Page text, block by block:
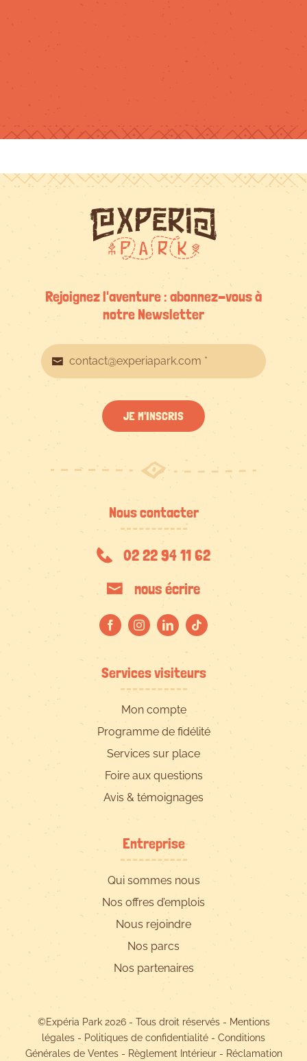
Rejoignez l'aventure : abonnez-vous à
notre Newsletter
JE M'INSCRIS
Nous contacter
02 22 94 11 62
nous écrire
Services visiteurs
Mon compte
Programme de fidélité
Services sur place
Foire aux questions
Avis & témoignages
Entreprise
Qui sommes nous
Nos offres d’emplois
Nous rejoindre
Nos parcs
Nos partenaires
©Expéria Park 2026 - Tous droit réservés - Mentions
légales - Politiques de confidentialité - Conditions
Générales de Ventes- Règlement Intérieur- Réclamation